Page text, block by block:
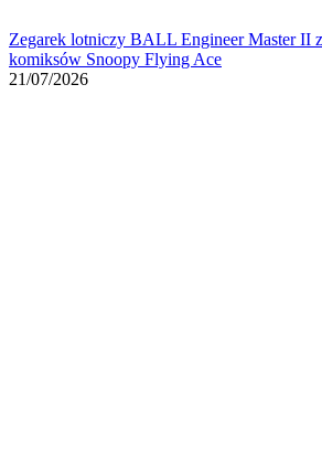
Zegarek lotniczy BALL Engineer Master II
komiksów Snoopy Flying Ace
21/07/2026